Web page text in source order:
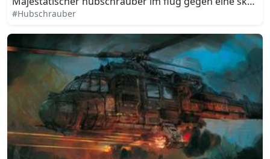
#Hubschrauber